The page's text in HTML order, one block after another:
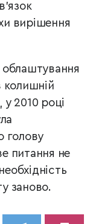
вирішення
облаштування
колишній
2010 році
голову
питання не
заново.